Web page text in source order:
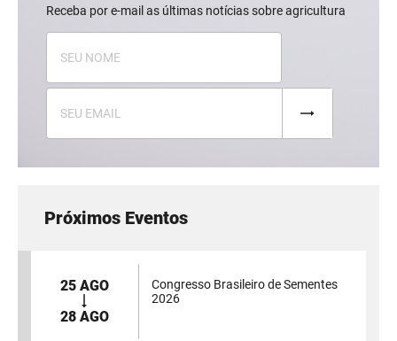
Receba por e-mail as últimas notícias sobre agricultura
Próximos Eventos
25 AGO
28 AGO
Congresso Brasileiro de Sementes
2026